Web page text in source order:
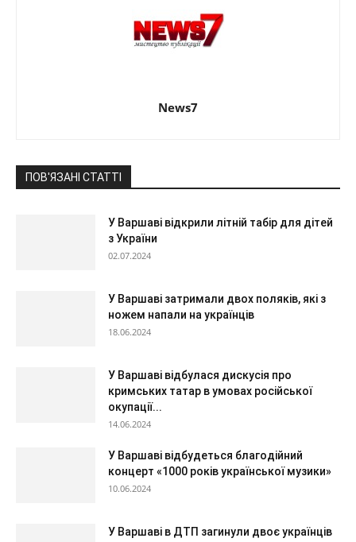
News7
ПОВ'ЯЗАНІ СТАТТІ
У Варшаві відкрили літній табір для дітей
з України
02.07.2024
У Варшаві затримали двох поляків, які з
ножем напали на українців
18.06.2024
У Варшаві відбулася дискусія про
кримських татар в умовах російської
окупації...
14.06.2024
У Варшаві відбудеться благодійний
концерт «1000 років української музики»
10.06.2024
У Варшаві в ДТП загинули двоє українців